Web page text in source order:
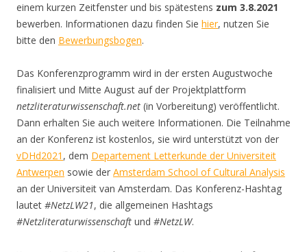
einem kurzen Zeitfenster und bis spätestens zum 3.8.2021
bewerben. Informationen dazu finden Sie hier, nutzen Sie
bitte den Bewerbungsbogen.
Das Konferenzprogramm wird in der ersten Augustwoche
finalisiert und Mitte August auf der Projektplattform
netzliteraturwissenschaft.net (in Vorbereitung) veröffentlicht.
Dann erhalten Sie auch weitere Informationen. Die Teilnahme
an der Konferenz ist kostenlos, sie wird unterstützt von der
vDHd2021 , dem Departement Letterkunde der Universiteit
Antwerpen sowie der Amsterdam School of Cultural Analysis
an der Universiteit van Amsterdam. Das Konferenz-Hashtag
lautet #NetzLW21, die allgemeinen Hashtags
#Netzliteraturwissenschaft und #NetzLW.